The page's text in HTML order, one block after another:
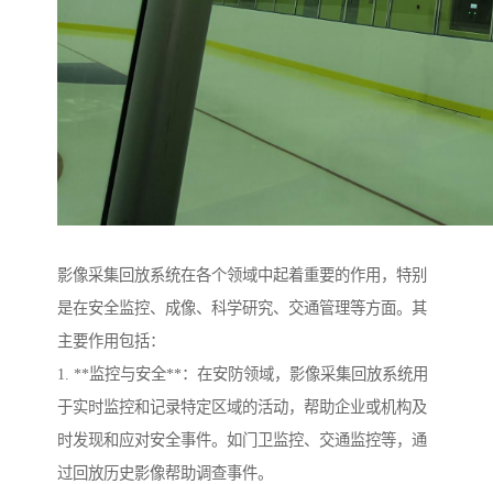
影像采集回放系统在各个领域中起着重要的作用，特别
是在安全监控、成像、科学研究、交通管理等方面。其
主要作用包括：
1. **监控与安全**：在安防领域，影像采集回放系统用
于实时监控和记录特定区域的活动，帮助企业或机构及
时发现和应对安全事件。如门卫监控、交通监控等，通
过回放历史影像帮助调查事件。